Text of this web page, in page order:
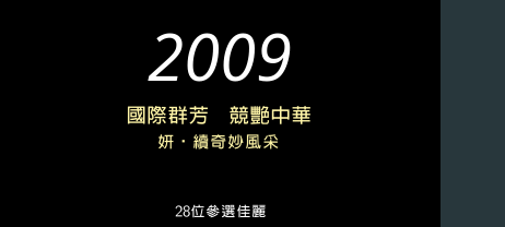
2009
國際群芳 競艷中華
妍‧續奇妙風采
28位參選佳麗